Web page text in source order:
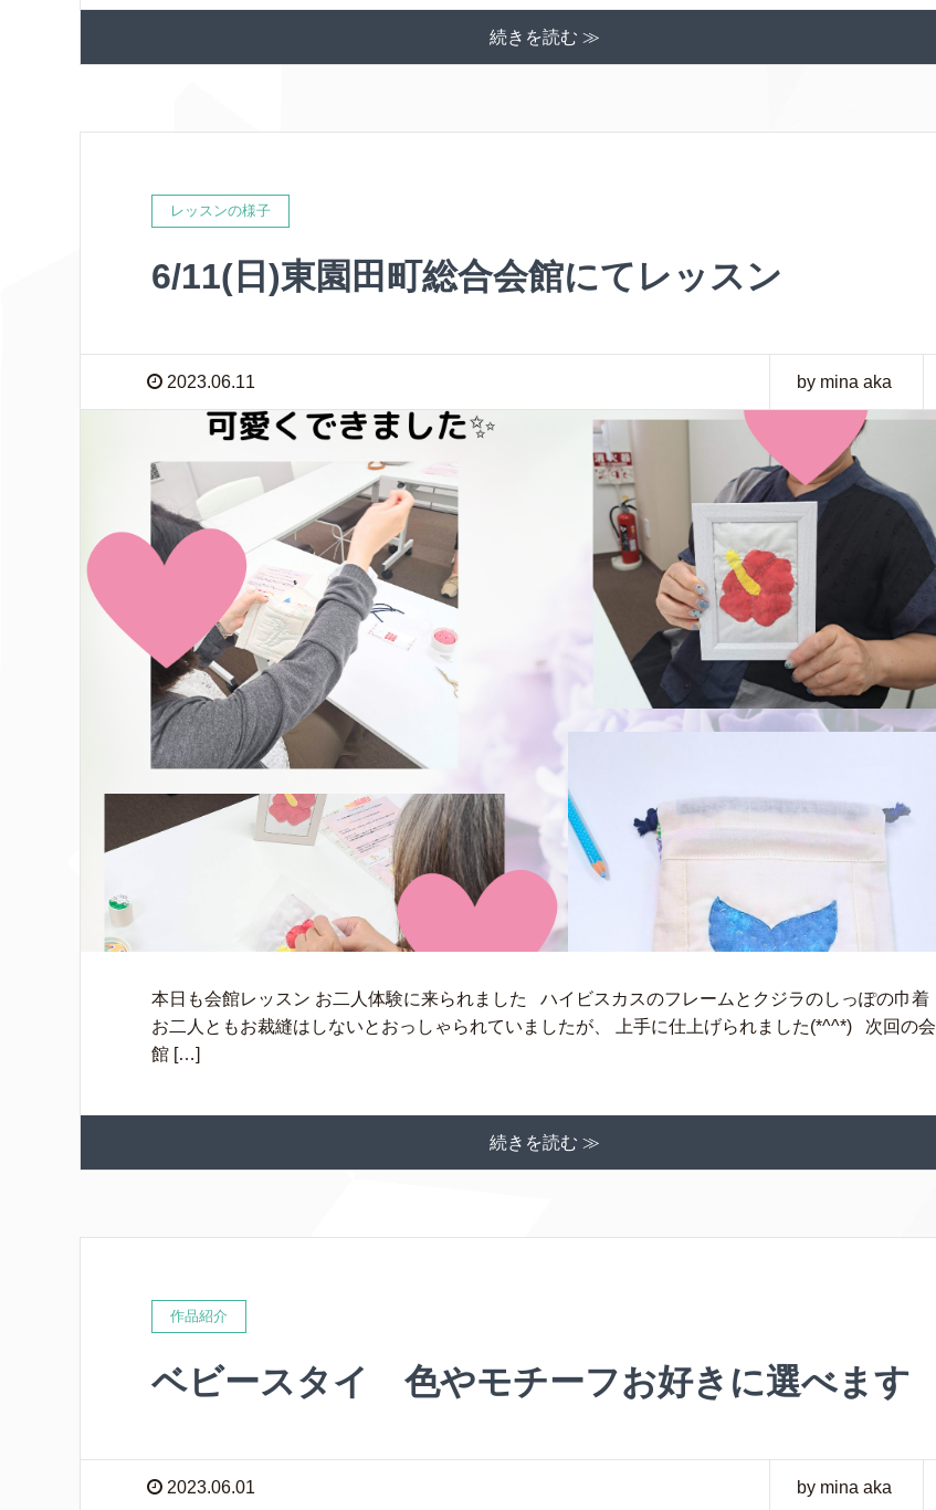
続きを読む ≫
レッスンの様子
6/11(日)東園田町総合会館にてレッスン
2023.06.11 by mina aka
本日も会館レッスン お二人体験に来られました ハイビスカスのフレームとクジラのしっぽの巾着
お二人ともお裁縫はしないとおっしゃられていましたが、 上手に仕上げられました(*^^*) 次回の会
館 […]
続きを読む ≫
作品紹介
ベビースタイ 色やモチーフお好きに選べます
2023.06.01 by mina aka